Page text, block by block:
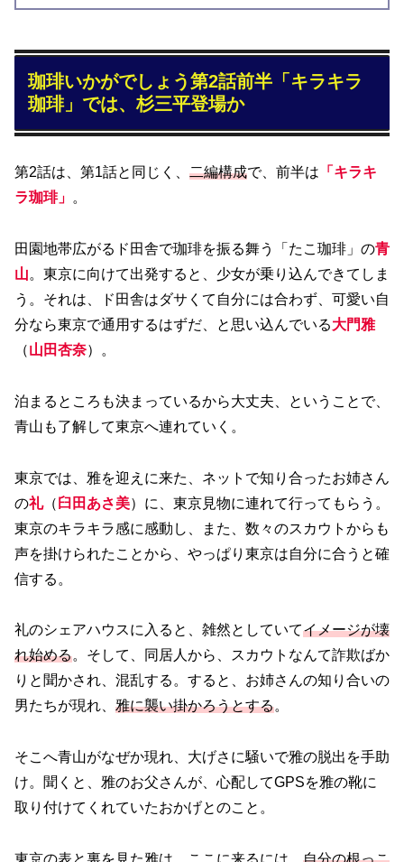
珈琲いかがでしょう第2話前半「キラキラ
珈琲」では、杉三平登場か
第2話は、第1話と同じく、 二編構成で、前半は 「 キラキ
ラ珈琲」 。
田園地帯広がるド田舎で珈琲を振る舞う「たこ珈琲」の青
山。東京に向けて出発すると、少女が乗り込んできてしま
う。それは、ド田舎はダサくて自分には合わず、可愛い自
分なら東京で通用するはずだ、と思い込んでいる大門雅
（山田杏奈）。
泊まるところも決まっているから大丈夫、ということで、
青山も了解して東京へ連れていく。
東京では、雅を迎えに来た、ネットで知り合ったお姉さん
の礼（ 臼田あさ美）に、東京見物に連れて行ってもらう。
東京のキラキラ感に感動し、また、数々のスカウトからも
声を掛けられたことから、やっぱり東京は自分に合うと確
信する。
礼のシェアハウスに入ると、雑然としていてイメージが壊
れ始める。そして、同居人から、スカウトなんて詐欺ばか
りと聞かされ、混乱する。すると、お姉さんの知り合いの
男たちが現れ、 雅に襲い掛かろうとする。
そこへ青山がなぜか現れ、大げさに騒いで雅の脱出を手助
け。聞くと、雅のお父さんが、心配してGPSを雅の靴に
取り付けてくれていたおかげとのこと。
東京の表と裏を見た雅は、ここに来るには、 自分の根っこ